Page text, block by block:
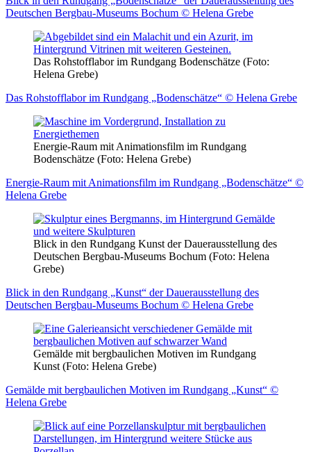
Deutschen Bergbau-Museums Bochum © Helena Grebe
Das Rohstofflabor im Rundgang Bodenschätze (Foto:
Helena Grebe)
Das Rohstofflabor im Rundgang „Bodenschätze“ © Helena Grebe
Energie-Raum mit Animationsfilm im Rundgang
Bodenschätze (Foto: Helena Grebe)
Energie-Raum mit Animationsfilm im Rundgang „Bodenschätze“ ©
Helena Grebe
Blick in den Rundgang Kunst der Dauerausstellung des
Deutschen Bergbau-Museums Bochum (Foto: Helena
Grebe)
Blick in den Rundgang „Kunst“ der Dauerausstellung des
Deutschen Bergbau-Museums Bochum © Helena Grebe
Gemälde mit bergbaulichen Motiven im Rundgang
Kunst (Foto: Helena Grebe)
Gemälde mit bergbaulichen Motiven im Rundgang „Kunst“ ©
Helena Grebe